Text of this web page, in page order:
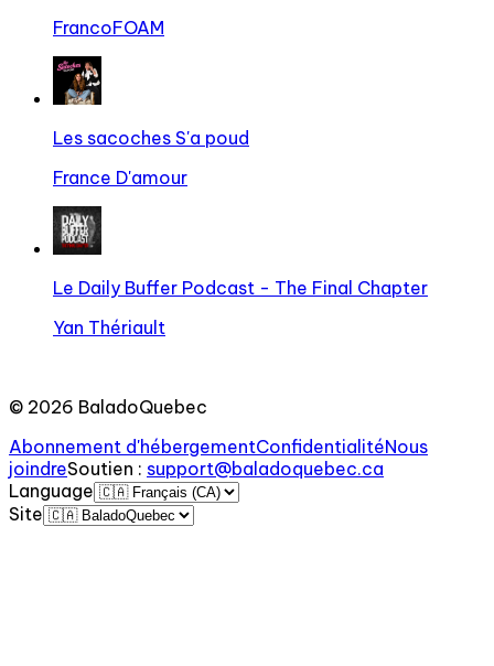
FrancoFOAM
Les sacoches S'a poud
France D'amour
Le Daily Buffer Podcast - The Final Chapter
Yan Thériault
© 2026 BaladoQuebec
Abonnement d'hébergementConfidentialitéNous
joindreSoutien : support@baladoquebec.ca
Language
Site